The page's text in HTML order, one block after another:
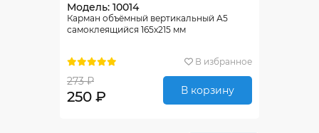
Модель: 10014
Карман объёмный вертикальный А5
самоклеящийся 165х215 мм
В избранное
273 ₽
250 ₽ В корзину